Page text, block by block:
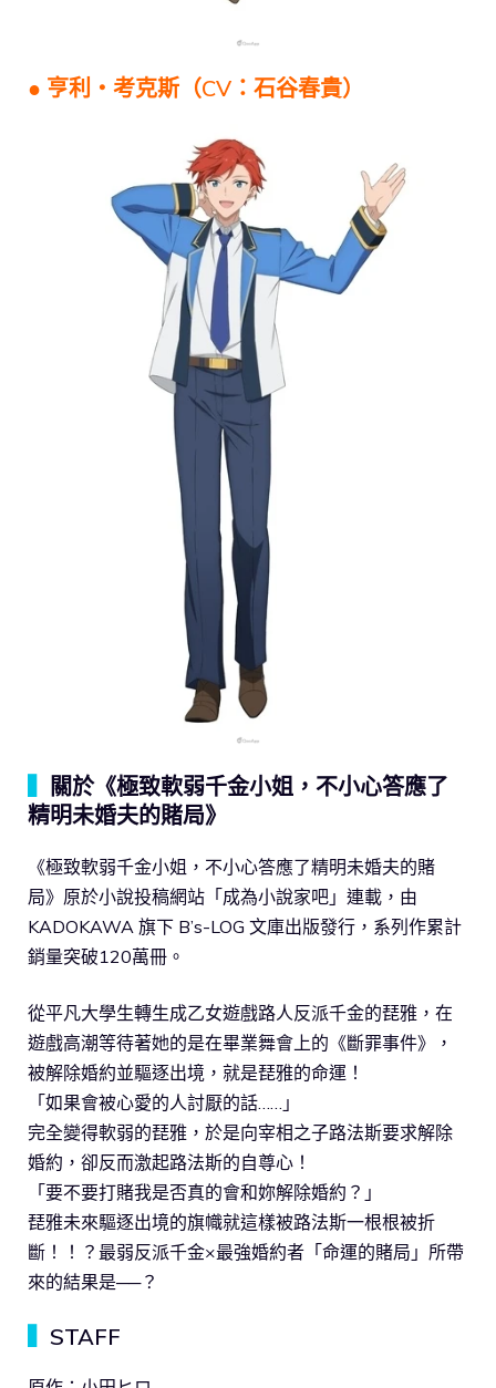
● 亨利・考克斯（CV：石谷春貴）
關於《極致軟弱千金小姐，不小心答應了
精明未婚夫的賭局》
《極致軟弱千金小姐，不小心答應了精明未婚夫的賭
局》原於小說投稿網站「成為小說家吧」連載，由
KADOKAWA 旗下 B’s-LOG 文庫出版發行，系列作累計
銷量突破120萬冊。
從平凡大學生轉生成乙女遊戲路人反派千金的琵雅，在
遊戲高潮等待著她的是在畢業舞會上的《斷罪事件》，
被解除婚約並驅逐出境，就是琵雅的命運！
「如果會被心愛的人討厭的話……」
完全變得軟弱的琵雅，於是向宰相之子路法斯要求解除
婚約，卻反而激起路法斯的自尊心！
「要不要打賭我是否真的會和妳解除婚約？」
琵雅未來驅逐出境的旗幟就這樣被路法斯一根根被折
斷！！？最弱反派千金×最強婚約者「命運的賭局」所帶
來的結果是──？
STAFF